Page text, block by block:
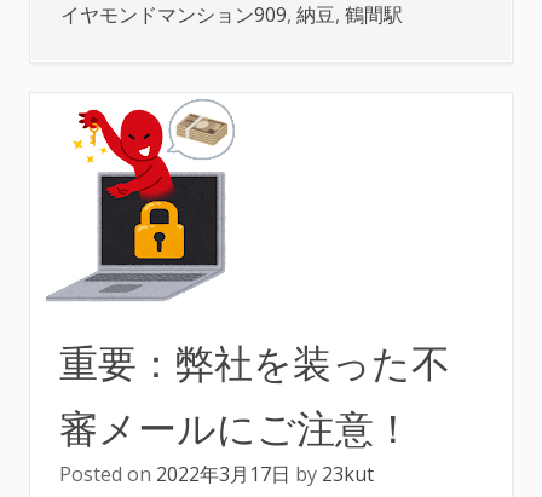
イヤモンドマンション909, 納豆, 鶴間駅
重要：弊社を装った不
審メールにご注意！
Posted on 2022年3月17日 by 23kut